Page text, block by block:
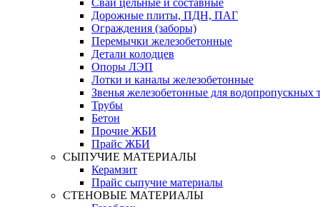
Сваи цельные и составные
Дорожные плиты, ПДН, ПАГ
Ограждения (заборы)
Перемычки железобетонные
Детали колодцев
Опоры ЛЭП
Лотки и каналы железобетонные
Звенья железобетонные для водопропускных
Трубы
Бетон
Прочие ЖБИ
Прайс ЖБИ
СЫПУЧИЕ МАТЕРИАЛЫ
Керамзит
Прайс сыпучие материалы
СТЕНОВЫЕ МАТЕРИАЛЫ